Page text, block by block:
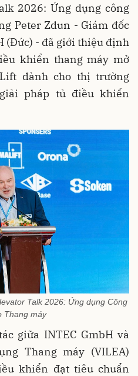
2026: Ứng dụng công
Peter Zdun - Giám đốc
(Đức) - đã giới thiệu định
khiển thang máy mở
dành cho thị trường
pháp tủ điều khiển
Talk 2026: Ứng dụng Công
Thang máy
giữa INTEC GmbH và
Thang máy (VILEA)
khiển đạt tiêu chuẩn